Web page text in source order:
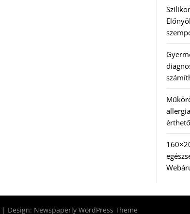
| Design: Newspaperly WordPress Theme